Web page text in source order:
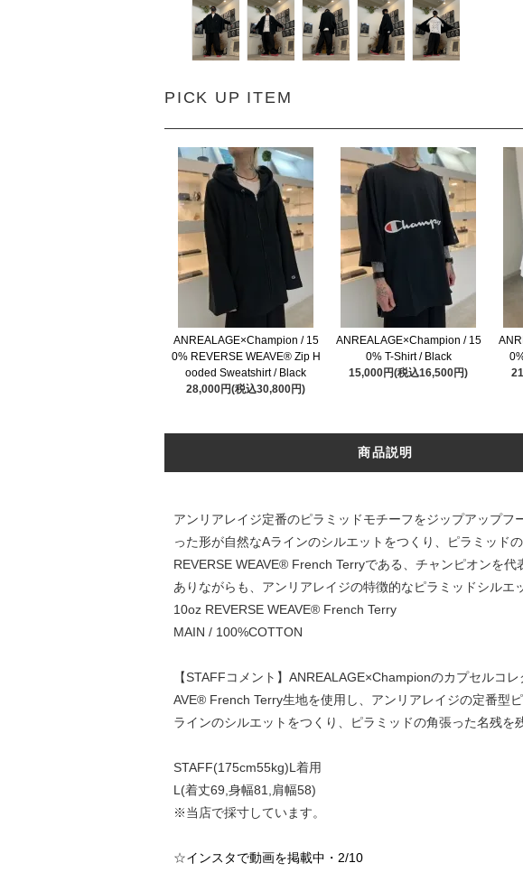
PICK UP ITEM
ANREALAGE×Champion / 15
0% REVERSE WEAVE® Zip H
ooded Sweatshirt / Black
28,000円(税込30,800円)
ANREALAGE×Champion / 15
0% T-Shirt / Black
15,000円(税込16,500円)
商品説明
アンリアレイジ定番のピラミッドモチーフをジップアップ
った形が自然なAラインのシルエットをつくり、ピラミッド
REVERSE WEAVE® French Terryである、チャンピオンを
ありながらも、アンリアレイジの特徴的なピラミッドシルエ
10oz REVERSE WEAVE® French Terry
MAIN / 100%COTTON
【STAFFコメント】ANREALAGE×Championのカプセルコ
AVE® French Terry生地を使用し、アンリアレイジの定番型
ラインのシルエットをつくり、ピラミッドの角張った名残を
STAFF(175cm55kg)L着用
L(着丈69,身幅81,肩幅58)
※当店で採寸しています。
☆インスタで動画を掲載中・2/10